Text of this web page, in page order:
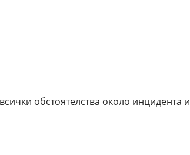
обстоятелства около инцидента и